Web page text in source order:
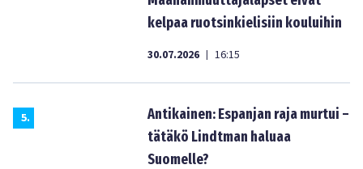
kelpaa ruotsinkielisiin kouluihin
30.07.2026 | 16:15
5.
Antikainen: Espanjan raja murtui –
tätäkö Lindtman haluaa
Suomelle?